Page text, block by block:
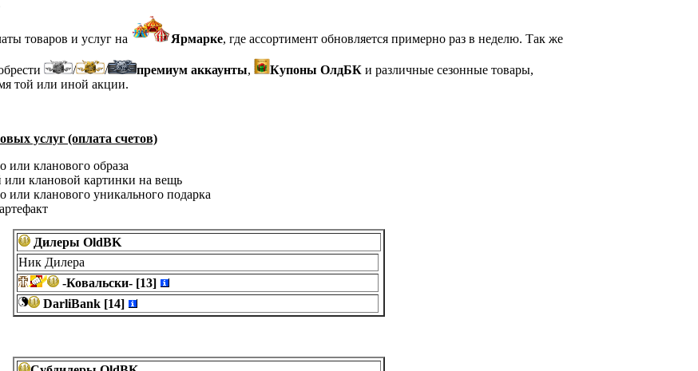
товаров и услуг на Ярмарке, где ассортимент обновляется примерно раз в неделю. Так же
/ / премиум аккаунты, Купоны ОлдБК и различные сезонные товары,
той или иной акции.
услуг (оплата счетов)
или кланового образа
клановой картинки на вещь
или кланового уникального подарка
Дилеры OldBK
Ник Дилера
-Ковальски- [13]
DarliBank [14]